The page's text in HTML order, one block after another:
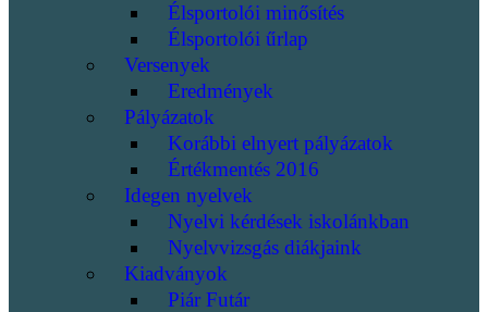
Élsportolói minősítés
Élsportolói űrlap
Versenyek
Eredmények
Pályázatok
Korábbi elnyert pályázatok
Értékmentés 2016
Idegen nyelvek
Nyelvi kérdések iskolánkban
Nyelvvizsgás diákjaink
Kiadványok
Piár Futár